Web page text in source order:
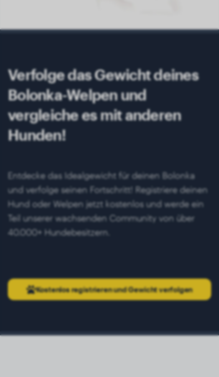
Verfolge das Gewicht deines
Bolonka-Welpen und
vergleiche es mit anderen
Hunden!
Entdecke das Idealgewicht für deinen Bolonka
und verfolge seinen Fortschritt! Registriere deinen
Hund oder Welpen jetzt kostenlos und werde ein
Teil unserer wachsenden Community von über
40.000+ Hundebesitzern.
Kostenlos registrieren und Gewicht verfolgen